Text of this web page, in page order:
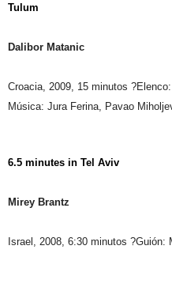
Tulum
Dalibor Matanic
Croacia, 2009, 15 minutos
Música: Jura Ferina, Pavao
6.5 minutes in Tel Aviv
Mirey Brantz
Israel, 2008, 6:30 minutos